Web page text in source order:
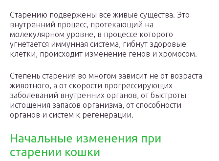
Старению подвержены все живые существа. Это
внутренний процесс, протекающий на
молекулярном уровне, в процессе которого
угнетается иммунная система, гибнут здоровые
клетки, происходит изменение генов и хромосом.
Степень старения во многом зависит не от возраста
животного, а от скорости прогрессирующих
заболеваний внутренних органов, от быстроты
истощения запасов организма, от способности
органов и систем к регенерации.
Начальные изменения при
старении кошки